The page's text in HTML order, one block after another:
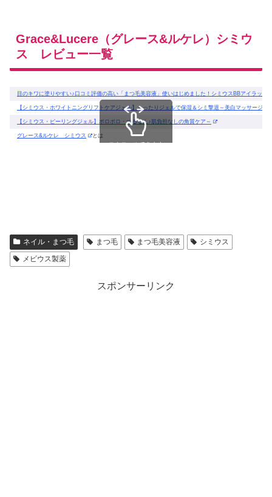
Grace&Lucere（グレース&ルケレ）シミウ
ス レビュー一覧
目のキワに塗りやすい♪口コミ評価の高い「まつ毛美容液」使いはじめました！シミウスBBアイラッシ
【シミウス・ホワイトニングリフトケアジェル】もったりジェルで保湿＆シミ撃退～美白マッサージが
【シミウス・ピーリングジェル】ポロポロ・つるるん♪肌負担なしの角質ケア～
グレース&ルケレ シミウス とは
スクロールできます
ネイル・まつ毛 まつ毛 まつ毛美容液
シミウス
メビウス製薬
スポンサーリンク